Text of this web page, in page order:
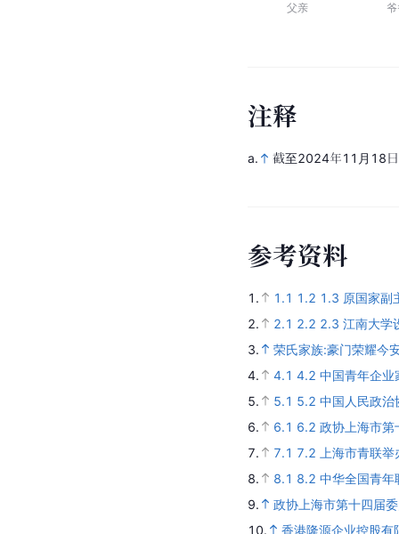
父亲
注释
a. 截至2024年11月18日
参考资料
1. 1.1 1.2 1.3 原国家副
2.
2.1 2.2 2.3 江南大学
3.
荣氏家族:豪门荣耀今
4.
4.1 4.2 中国青年企
5.
5.1 5.2 中国人民政治
6.
6.1 6.2 政协上海市第
7.
7.1 7.2
上海市青联
8.
8.1 8.2 中华全国青年
9.
政协上海市第十四届
10.
香港隆源企业控股有